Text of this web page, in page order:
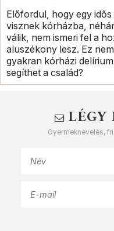
Előfordul, hogy egy
visznek kórházba,
válik, nem ismeri fel a
aluszékony lesz. Ez
gyakran kórházi
segíthet a család?
LÉGY
Gyermeknevelés,